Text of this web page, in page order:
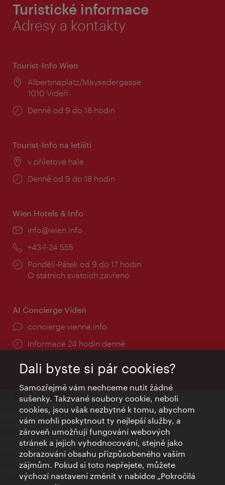
Turistické informace
Adresy a kontakty
Tourist-Info Wien
Místo:
Albertinaplatz/Maysedergasse
1010 Vídeň
Provozní
Denně od 9 do 18 hodin
Tourist-Info na letišti
Místo:
v příletové hale
Provozní
Denně od 9 do 18 hodin
Wien Hotels & Info
E-
info@wien.info
Telefon:
+43-1-24 555
Provozní
doba:
Pondělí-Pátek od 9 do 17 hodin
O státních svátcích zavřeno
AI Concierge Vídeň
concierge.vienna.info
Informace 24 hodin denně
Kontakty
Credits
Prohlášení o ochraně osobních údajů
Terms of Use
Přístupnost
Kontakt pro tisk
Nastavení cookies
Dali byste si pár cookies?
Samozřejmě vám nechceme nutit žádné
sušenky. Takzvané soubory cookie, neboli
cookies, jsou však nezbytné k tomu, abychom
vám mohli poskytnout ty nejlepší služby, a
zároveň umožňují fungování webových
stránek a jejich vyhodnocování, stejně jako
zobrazování obsahu přizpůsobeného vašim
zájmům. Pokud si toto nepřejete, můžete
výchozí nastavení změnit v nabídce „Pokročilá